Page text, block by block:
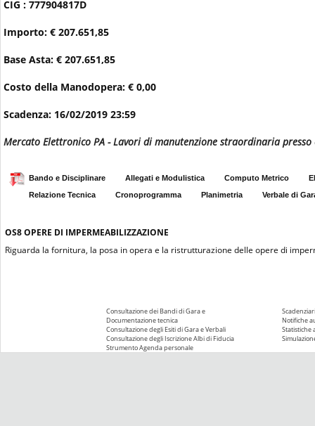
CIG : 777904817D
Importo: € 207.651,85
Base Asta: € 207.651,85
Costo della Manodopera: € 0,00
Scadenza: 16/02/2019 23:59
Mercato Elettronico PA - Lavori di manutenzione straordinaria
Bando e Disciplinare Allegati e Modulistica Computo Metrico
Relazione Tecnica
Cronoprogramma Planimetria Verbale di
OS8OPERE DI IMPERMEABILIZZAZIONE
Riguarda la fornitura, la posa in opera e la ristrutturazione delle opere di
Consultazione dei Bandi di Gara e
Documentazione tecnica
Consultazione degli Esiti di Gara e Verbali
Consultazione degli Iscrizione Albi di Fiducia
Strumento Agenda personale
Notifiche
Statistiche